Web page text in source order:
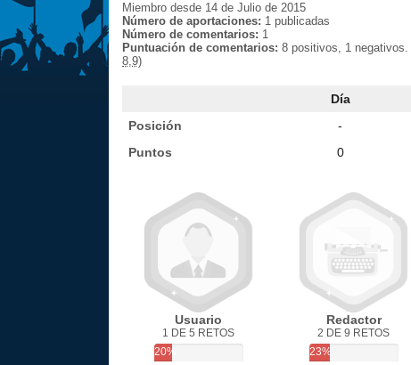
Miembro desde 14 de Julio de 2015
Número de aportaciones: 1 publicadas
Número de comentarios: 1
Puntuación de comentarios: 8 positivos, 1 negativos.
8,9)
Día
Posición
-
Puntos
0
Usuario
1 DE 5 RETOS
20%
Redactor
2 DE 9 RETOS
23%